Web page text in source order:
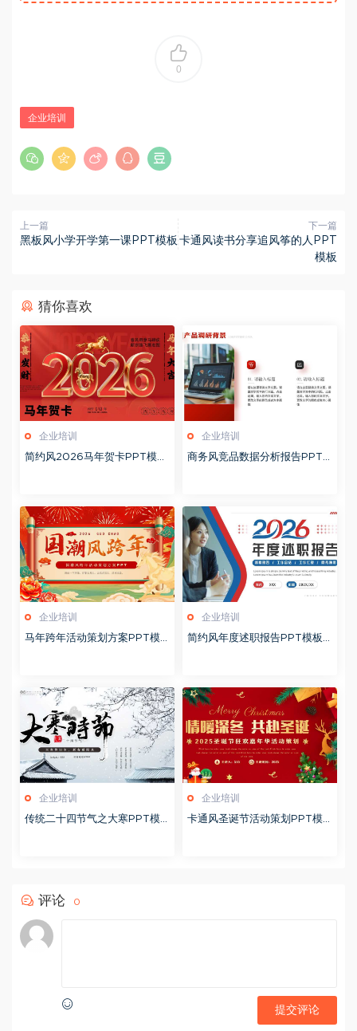
0
企业培训
上一篇
黑板风小学开学第一课PPT模板
下一篇
卡通风读书分享追风筝的人PPT
模板
猜你喜欢
企业培训
简约风2026马年贺卡PPT模板
企业培训
商务风竞品数据分析报告PPT
企业培训
马年跨年活动策划方案PPT模
企业培训
简约风年度述职报告PPT模板2
企业培训
传统二十四节气之大寒PPT模
企业培训
卡通风圣诞节活动策划PPT模
评论 0
提交评论